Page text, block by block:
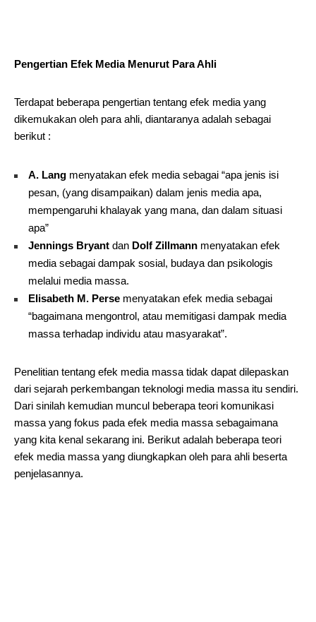
Pengertian Efek Media Menurut Para Ahli
Terdapat beberapa pengertian tentang efek media yang
dikemukakan oleh para ahli, diantaranya adalah sebagai
berikut :
A. Lang menyatakan efek media sebagai “apa jenis isi
pesan, (yang disampaikan) dalam jenis media apa,
mempengaruhi khalayak yang mana, dan dalam situasi
apa”
Jennings Bryant dan Dolf Zillmann menyatakan efek
media sebagai dampak sosial, budaya dan psikologis
melalui media massa.
Elisabeth M. Perse menyatakan efek media sebagai
“bagaimana mengontrol, atau memitigasi dampak media
massa terhadap individu atau masyarakat”.
Penelitian tentang efek media massa tidak dapat dilepaskan
dari sejarah perkembangan teknologi media massa itu sendiri.
Dari sinilah kemudian muncul beberapa teori komunikasi
massa yang fokus pada efek media massa sebagaimana
yang kita kenal sekarang ini. Berikut adalah beberapa teori
efek media massa yang diungkapkan oleh para ahli beserta
penjelasannya.